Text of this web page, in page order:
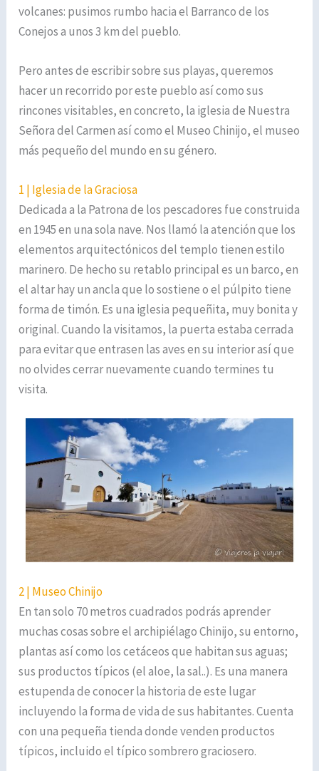
volcanes: pusimos rumbo hacia el Barranco de los
Conejos a unos 3 km del pueblo.
Pero antes de escribir sobre sus playas, queremos
hacer un recorrido por este pueblo así como sus
rincones visitables, en concreto, la iglesia de Nuestra
Señora del Carmen así como el Museo Chinijo, el museo
más pequeño del mundo en su género.
1 | Iglesia de la Graciosa
Dedicada a la Patrona de los pescadores fue construida
en 1945 en una sola nave. Nos llamó la atención que los
elementos arquitectónicos del templo tienen estilo
marinero. De hecho su retablo principal es un barco, en
el altar hay un ancla que lo sostiene o el púlpito tiene
forma de timón. Es una iglesia pequeñita, muy bonita y
original. Cuando la visitamos, la puerta estaba cerrada
para evitar que entrasen las aves en su interior así que
no olvides cerrar nuevamente cuando termines tu
visita.
2 | Museo Chinijo
En tan solo 70 metros cuadrados podrás aprender
muchas cosas sobre el archipiélago Chinijo, su entorno,
plantas así como los cetáceos que habitan sus aguas;
sus productos típicos (el aloe, la sal..). Es una manera
estupenda de conocer la historia de este lugar
incluyendo la forma de vida de sus habitantes. Cuenta
con una pequeña tienda donde venden productos
típicos, incluido el típico sombrero graciosero.